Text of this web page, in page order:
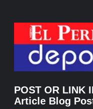
POST OR LINK
Article Blog